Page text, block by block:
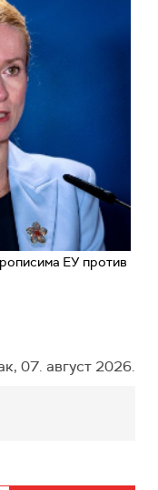
ЕУ против
07. август 2026.